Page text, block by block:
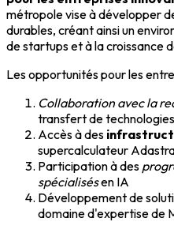
métropole vise à développer
durables, créant ainsi un
de startups et à la croissance
Les opportunités pour les
Collaboration avec la
transfert de technologies
Accès à des
supercalculateur
Participation à des
spécialisésen IA
Développement de
domaine d'expertise de